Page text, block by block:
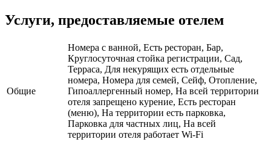
Услуги, предоставляемые отелем
Общие
Номера с ванной, Есть ресторан, Бар,
Круглосуточная стойка регистрации, Сад,
Терраса, Для некурящих есть отдельные
номера, Номера для семей, Сейф, Отопление,
Гипоаллергенный номер, На всей территории
отеля запрещено курение, Есть ресторан
(меню), На территории есть парковка,
Парковка для частных лиц, На всей
территории отеля работает Wi-Fi